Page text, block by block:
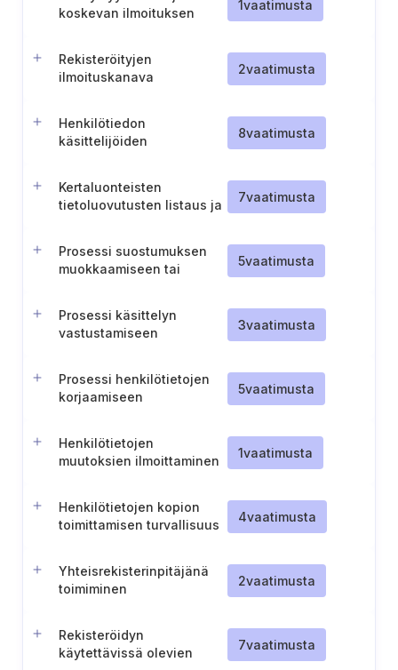
koskevan ilmoituksen
1vaatimusta
Rekisteröityjen
ilmoituskanava
2vaatimusta
Henkilötiedon
käsittelijöiden
8vaatimusta
Kertaluonteisten
tietoluovutusten listaus ja
informointiin asiakkaille
7vaatimusta
Prosessi suostumuksen
muokkaamiseen tai
5vaatimusta
Prosessi käsittelyn
vastustamiseen
3vaatimusta
Prosessi henkilötietojen
korjaamiseen
5vaatimusta
Henkilötietojen
muutoksien ilmoittaminen
1vaatimusta
Henkilötietojen kopion
toimittamisen turvallisuus
4vaatimusta
Yhteisrekisterinpitäjänä
toimiminen
2vaatimusta
Rekisteröidyn
käytettävissä olevien
7vaatimusta